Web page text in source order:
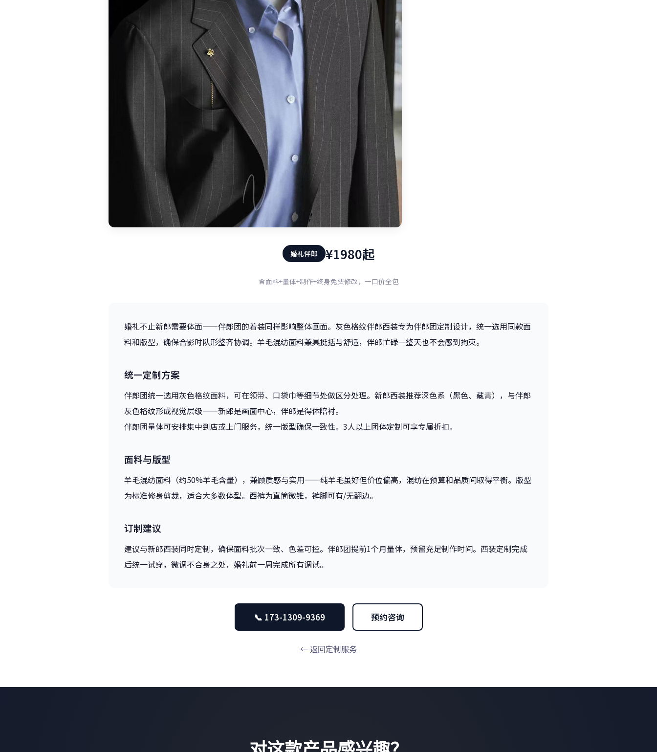
婚礼伴郎 ¥1980起
含面料+量体+制作+终身免费修改，一口价全包
婚礼不止新郎需要体面——伴郎团的着装同样影响整体画面。灰色格纹伴郎西装专为伴郎团定制设计，统一选用同款面
料和版型，确保合影时队形整齐协调。羊毛混纺面料兼具挺括与舒适，伴郎忙碌一整天也不会感到拘束。
统一定制方案
伴郎团统一选用灰色格纹面料，可在领带、口袋巾等细节处做区分处理。新郎西装推荐深色系（黑色、藏青），与伴郎
灰色格纹形成视觉层级——新郎是画面中心，伴郎是得体陪衬。
伴郎团量体可安排集中到店或上门服务，统一版型确保一致性。3人以上团体定制可享专属折扣。
面料与版型
羊毛混纺面料（约50%羊毛含量），兼顾质感与实用——纯羊毛虽好但价位偏高，混纺在预算和品质间取得平衡。版型
为标准修身剪裁，适合大多数体型。西裤为直筒微锥，裤脚可有/无翻边。
订制建议
建议与新郎西装同时定制，确保面料批次一致、色差可控。伴郎团提前1个月量体，预留充足制作时间。西装定制完成
后统一试穿，微调不合身之处，婚礼前一周完成所有调试。
📞 173-1309-9369 预约咨询
← 返回定制服务